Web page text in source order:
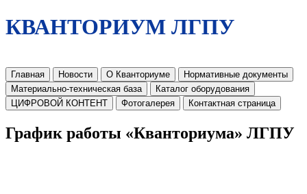
КВАНТОРИУМ ЛГПУ
Главная Новости О Кванториуме
Нормативные документы
Материально-техническая база
Каталог оборудования
ЦИФРОВОЙ КОНТЕНТ
Фотогалерея Контактная страница
График работы «Кванториума» ЛГПУ